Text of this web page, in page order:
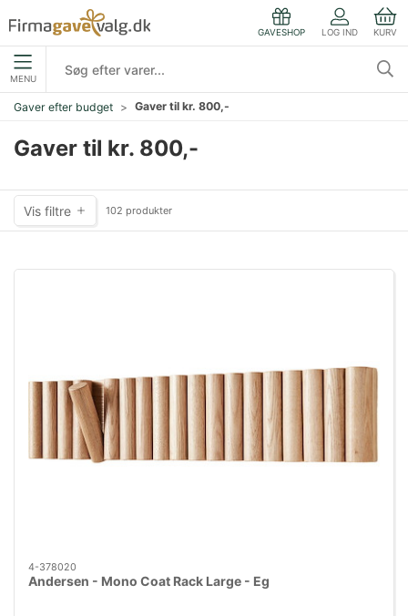
GAVESHOP LOG IND KURV
MENU
Gaver efter budget Gaver til kr. 800,-
Gaver til kr. 800,-
Vis filtre 102 produkter
4-378020
Andersen - Mono Coat Rack Large - Eg